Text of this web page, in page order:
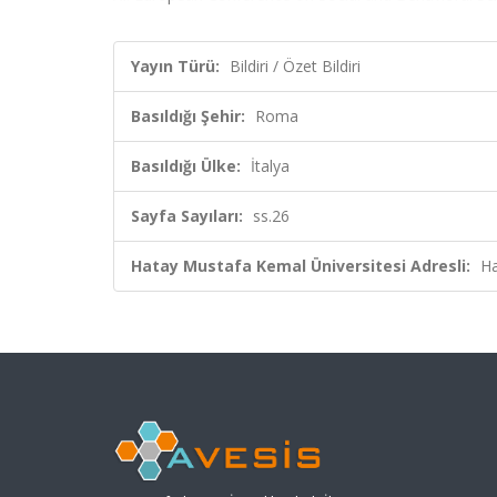
Yayın Türü: Bildiri / Özet Bildiri
Basıldığı Şehir: Roma
Basıldığı Ülke: İtalya
Sayfa Sayıları: ss.26
Hatay Mustafa Kemal Üniversitesi Adresli: